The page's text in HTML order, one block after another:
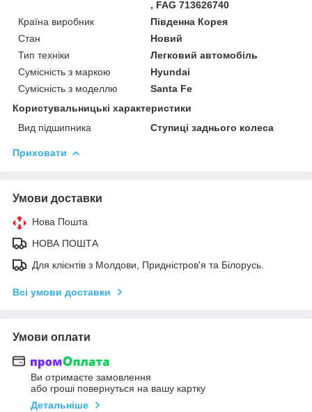
, FAG 713626740
Країна виробник
Південна Корея
Стан
Новий
Тип техніки
Легковий автомобіль
Сумісність з маркою
Hyundai
Сумісність з моделлю
Santa Fe
Користувальницькі характеристики
Вид підшипника
Ступиці заднього колеса
Приховати
Умови доставки
Нова Пошта
НОВА ПОШТА
Для клієнтів з Молдови, Придністров'я та Білорусь.
Всі умови доставки
Умови оплати
Ви отримаєте замовлення
або гроші повернуться на вашу картку
Детальніше